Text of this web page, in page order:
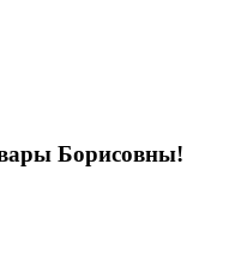
Борисовны!